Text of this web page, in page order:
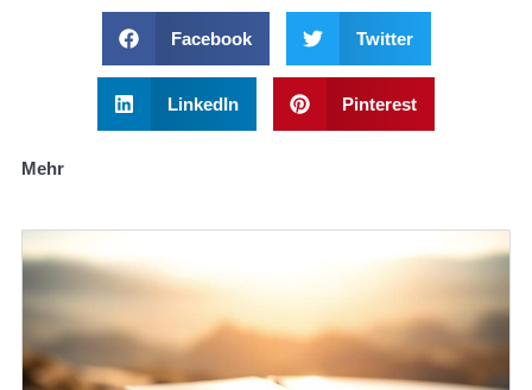
Facebook Twitter
LinkedIn Pinterest
Mehr